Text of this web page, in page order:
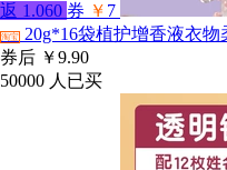
返 1.060 券 ￥ 7
淘宝
20g*16袋植护增香液衣
券后 ￥9.90
50000 人已买